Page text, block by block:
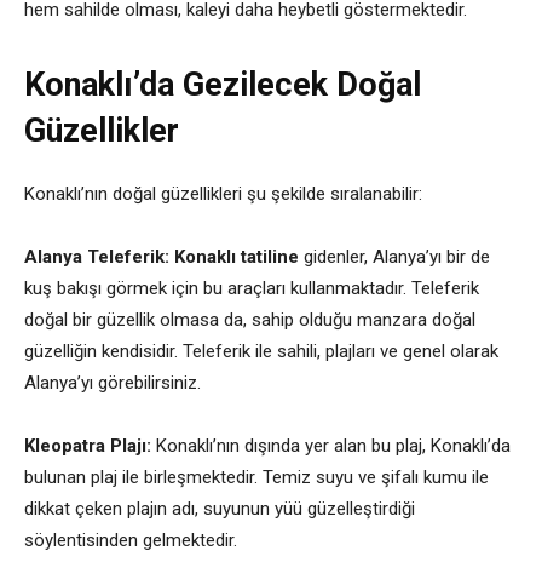
hem sahilde olması, kaleyi daha heybetli göstermektedir.
Konaklı’da Gezilecek Doğal
Güzellikler
Konaklı’nın doğal güzellikleri şu şekilde sıralanabilir:
Alanya Teleferik: Konaklı tatiline gidenler, Alanya’yı bir de
kuş bakışı görmek için bu araçları kullanmaktadır. Teleferik
doğal bir güzellik olmasa da, sahip olduğu manzara doğal
güzelliğin kendisidir. Teleferik ile sahili, plajları ve genel olarak
Alanya’yı görebilirsiniz.
Kleopatra Plajı: Konaklı’nın dışında yer alan bu plaj, Konaklı’da
bulunan plaj ile birleşmektedir. Temiz suyu ve şifalı kumu ile
dikkat çeken plajın adı, suyunun yüü güzelleştirdiği
söylentisinden gelmektedir.